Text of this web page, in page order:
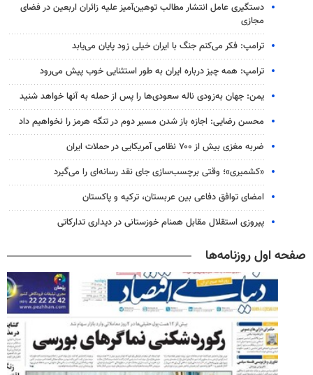
دستگیری عامل انتشار مطالب توهین‌آمیز علیه زائران اربعین در فضای
مجازی
ترامپ: فکر می‌کنم جنگ با ایران خیلی زود پایان می‌یابد
ترامپ: همه چیز درباره ایران به طور استثنایی خوب پیش می‌رود
یمن: جهان به‌زودی ناله سعودی‌ها را پس از حمله به آنها خواهد شنید
محسن رضایی: اجازه باز شدن مسیر دوم در تنگه هرمز را نخواهیم داد
ضربه مغزی بیش از ۷۰۰ نظامی آمریکایی در حملات ایران
«کشمیری»؛ وقتی برچسب‌سازی جای نقد رسانه‌ای را می‌گیرد
امضای توافق دفاعی بین عربستان، ترکیه و پاکستان
پیروزی استقلال مقابل همنام خوزستانی در دیداری تدارکاتی
صفحه اول روزنامه‌ها